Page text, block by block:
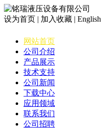
设为首页 | 加入收藏 | English
网站首页
公司介绍
产品展示
技术支持
公司新闻
下载中心
应用领域
联系我们
公司招聘